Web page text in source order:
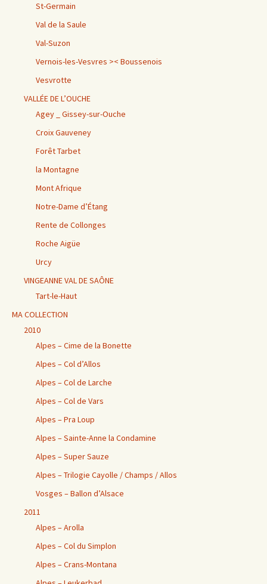
St-Germain
Val de la Saule
Val-Suzon
Vernois-les-Vesvres >< Boussenois
Vesvrotte
VALLÉE DE L’OUCHE
Agey _ Gissey-sur-Ouche
Croix Gauveney
Forêt Tarbet
la Montagne
Mont Afrique
Notre-Dame d’Étang
Rente de Collonges
Roche Aigüe
Urcy
VINGEANNE VAL DE SAÔNE
Tart-le-Haut
MA COLLECTION
2010
Alpes – Cime de la Bonette
Alpes – Col d’Allos
Alpes – Col de Larche
Alpes – Col de Vars
Alpes – Pra Loup
Alpes – Sainte-Anne la Condamine
Alpes – Super Sauze
Alpes – Trilogie Cayolle / Champs / Allos
Vosges – Ballon d’Alsace
2011
Alpes – Arolla
Alpes – Col du Simplon
Alpes – Crans-Montana